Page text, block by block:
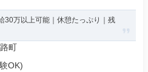
30万以上可能｜休憩たっぷり｜残
町
OK)